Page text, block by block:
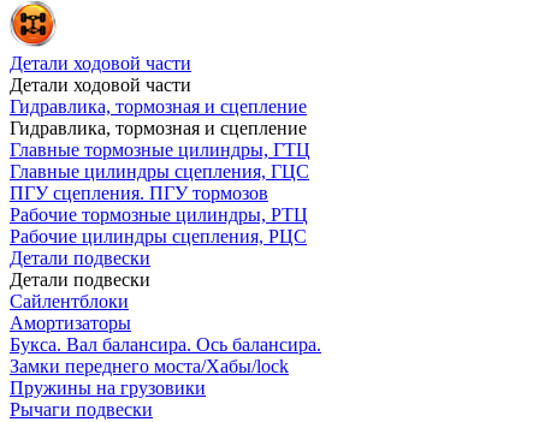
Детали ходовой части
Детали ходовой части
Гидравлика, тормозная и сцепление
Гидравлика, тормозная и сцепление
Главные тормозные цилиндры, ГТЦ
Главные цилиндры сцепления, ГЦС
ПГУ сцепления. ПГУ тормозов
Рабочие тормозные цилиндры, РТЦ
Рабочие цилиндры сцепления, РЦС
Детали подвески
Детали подвески
Cайлентблоки
Амортизаторы
Букса. Вал балансира. Ось балансира.
Замки переднего моста/Хабы/lock
Пружины на грузовики
Рычаги подвески